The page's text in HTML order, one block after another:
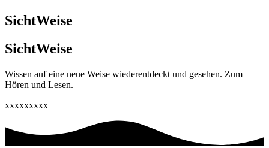
SichtWeise
SichtWeise
Wissen auf eine neue Weise wiederentdeckt und gesehen. Zum
Hören und Lesen.
xxxxxxxxx